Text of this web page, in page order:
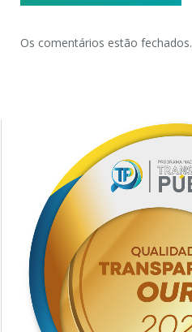
Os comentários estão fechados.